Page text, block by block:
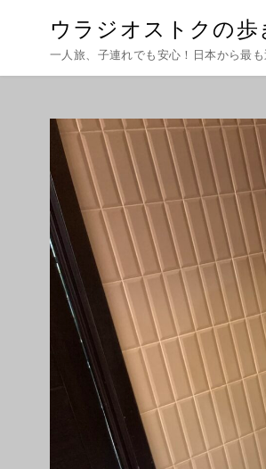
ウラジオストクの歩
一人旅、子連れでも安心！日本から最